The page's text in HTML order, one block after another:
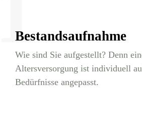
Bestandsaufnahme
Wie sind Sie aufgestellt? Denn
Altersversorgung ist individuell
Bedürfnisse angepasst.